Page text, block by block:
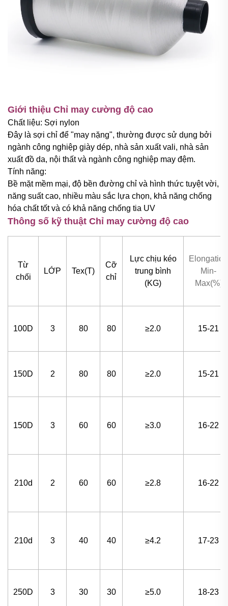
Giới thiệu Chỉ may cường độ cao
Chất liệu: Sợi nylon
Đây là sợi chỉ để "may nặng", thường được sử dụng bởi
ngành công nghiệp giày dép, nhà sản xuất vali, nhà sản
xuất đồ da, nội thất và ngành công nghiệp may đệm.
Tính năng:
Bề mặt mềm mại, độ bền đường chỉ và hình thức tuyệt vời,
năng suất cao, nhiều màu sắc lựa chọn, khả năng chống
hóa chất tốt và có khả năng chống tia UV
Thông số kỹ thuật Chỉ may cường độ cao
Từ
chối
LỚP Tex(T)
Cỡ
chỉ
Lực chịu kéo
trung bình
(KG)
Elongation
Min-
Max(%)
100D 3 80 80 ≥2.0 15-21
150D 2 80 80 ≥2.0 15-21
150D 3 60 60 ≥3.0 16-22
210d 2 60 60 ≥2.8 16-22
210d 3 40 40 ≥4.2 17-23
250D 3 30 30 ≥5.0 18-23